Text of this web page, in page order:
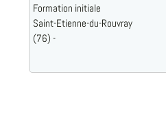
Formation initiale
Saint-Etienne-du-Rouvray
(76) -